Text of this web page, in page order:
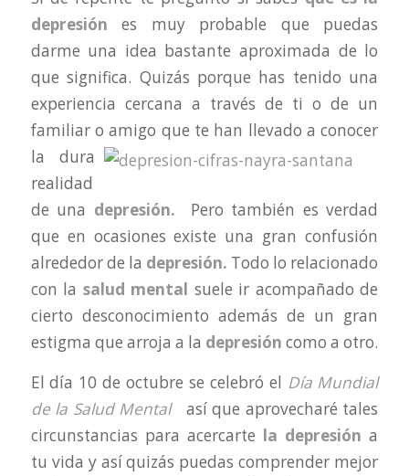
depresión es muy probable que puedas
darme una idea bastante aproximada de lo
que significa. Quizás porque has tenido una
experiencia cercana a través de ti o de un
familiar oamigo que te han llevado a conocer
la dura
realidad
de una depresión. Pero también es verdad
que en ocasiones existe una gran confusión
alrededor de la depresión. Todo lo relacionado
con la salud mental suele ir acompañado de
cierto desconocimiento además de un gran
estigma que arroja a la depresión como a otro.
El día 10 de octubre se celebró el Día Mundial
de la Salud Mental
así que aprovecharé tales
circunstancias para acercarte la depresióna
tu vida y así quizás puedas comprender mejor